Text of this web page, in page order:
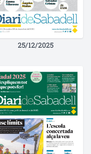
25/12/2025